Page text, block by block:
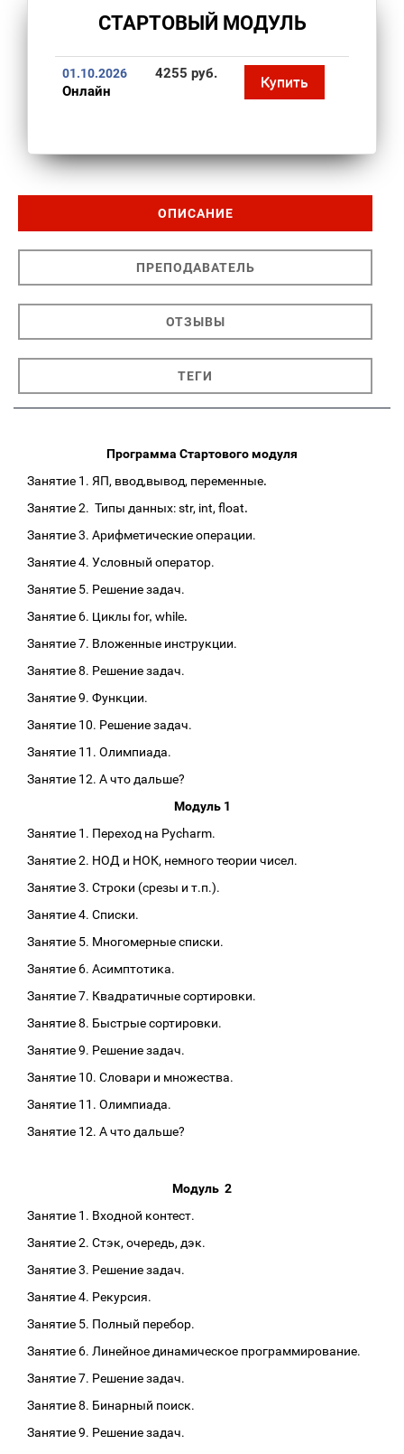
СТАРТОВЫЙ МОДУЛЬ
01.10.2026
Онлайн
4255 руб. Купить
ОПИСАНИЕ
ПРЕПОДАВАТЕЛЬ
ОТЗЫВЫ
ТЕГИ
Программа Стартового модуля
Занятие 1. ЯП, ввод,вывод, переменные.
Занятие 2. Типы данных: str, int, float.
Занятие 3. Арифметические операции.
Занятие 4. Условный оператор.
Занятие 5. Решение задач.
Занятие 6. Циклы for, while.
Занятие 7. Вложенные инструкции.
Занятие 8. Решение задач.
Занятие 9. Функции.
Занятие 10. Решение задач.
Занятие 11. Олимпиада.
Занятие 12. А что дальше?
Модуль 1
Занятие 1. Переход на Pycharm.
Занятие 2. НОД и НОК, немного теории чисел.
Занятие 3. Строки (срезы и т.п.).
Занятие 4. Списки.
Занятие 5. Многомерные списки.
Занятие 6. Асимптотика.
Занятие 7. Квадратичные сортировки.
Занятие 8. Быстрые сортировки.
Занятие 9. Решение задач.
Занятие 10. Словари и множества.
Занятие 11. Олимпиада.
Занятие 12. А что дальше?
Модуль 2
Занятие 1. Входной контест.
Занятие 2. Стэк, очередь, дэк.
Занятие 3. Решение задач.
Занятие 4. Рекурсия.
Занятие 5. Полный перебор.
Занятие 6. Линейное динамическое программирование.
Занятие 7. Решение задач.
Занятие 8. Бинарный поиск.
Занятие 9. Решение задач.